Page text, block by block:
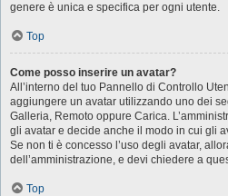
genere è unica e specifica per ogni utente.
Top
Come posso inserire un avatar?
All’interno del tuo Pannello di Controllo
aggiungere un avatar utilizzando uno dei
Galleria, Remoto oppure Carica.
gli avatar e decide anche il modo in cui gli
Se non ti è concesso l’uso degli avatar,
dell’amministrazione, e devi chiedere a
Top